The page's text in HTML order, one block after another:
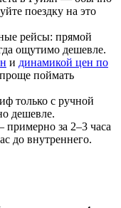
поездку на это
рейсы: прямой
ощутимо дешевле.
и динамикой цен по
поймать
только с ручной
дешевле.
примерно за 2–3 часа
до внутреннего.